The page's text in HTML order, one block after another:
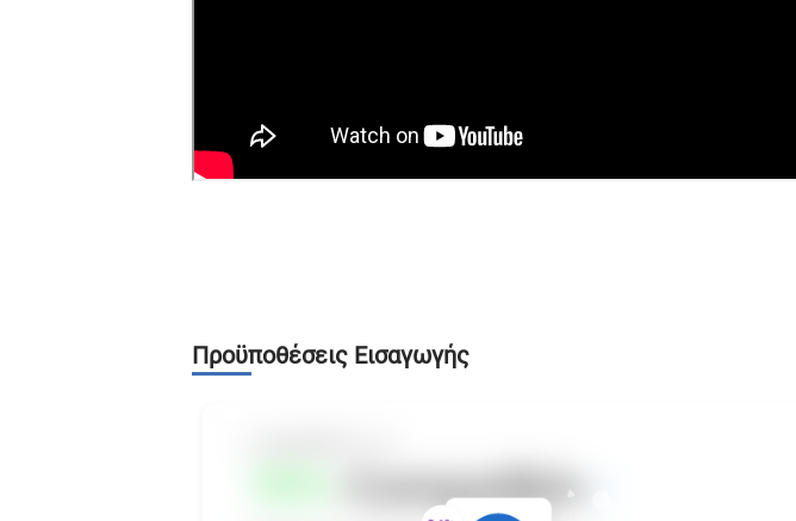
Προϋποθέσεις Εισαγωγής